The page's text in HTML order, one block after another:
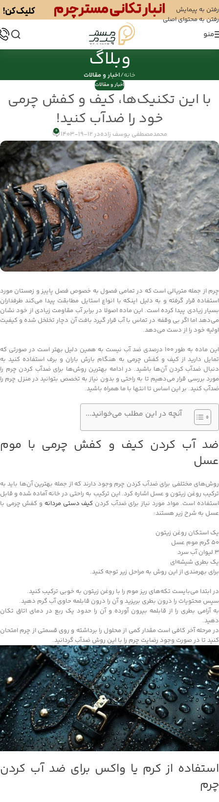
رفتن به پیمایش
رفتن به محتوای اصلی
منو
وبلاگ
خانه/اخبار و مقالات
اخبار و مقالات
با این تکنیک‌ها، کیف و کفش چرمی
خود را ضدآب کنید!
محمدمصطفی یوسف زادهدر 12-19-1403 0
چرم از جمله متریالی است که در تمامی فصول به خصوص فصل پاییز و زمستان مورد
استفاده قرار گرفته و به دلیل اینکه با انواع استایل مطابقت پیدا می‌کند طرفداران
بسیار زیادی پیدا کرده است. این ماده اصولا در برابر آب مقاومت زیادی از خود نشان
می‌دهد اما اگر بی وقفه در تماس با آب قرار گیرد بافت آن دچار تخلخل شده و کیفیت
اولیه خود را از دست می‌دهد.
این ماده به طور 100 درصدی ضد آب نیست به همین دلیل بهتر است در صورتی که
تمایل دارید از کیف و کفش چرمی به هنگام بارش باران و برف استفاده کنید به
دنبال ضدآب کردن آن‌ها باشید. در ادامه بهترین روش‌ها برای ضدآب کردن چرم را
مورد بررسی قرار می‌دهیم تا به راحتی و بدون نیاز به تخصص بتوانید در منزل چرم را
ضدآب کنید. بر این اساس تا انتها با ما همراه باشید.
آنچه در این مطلب می‌خوانید...
ضد آب کردن کیف و کفش چرمی با موم
عسل
روش‌های مختلفی برای ضدآب کردن چرم وجود دارند که از جمله بهترین آن‌ها باید به
ترکیب روغن زیتون و عسل اشاره کرد. این ترکیب به راحتی در خانه آماده شده و قابل
استفاده است. مواد مورد نیاز برای ضدآب کردن کیف دستی مردانه و کفش چرمی با
عسل به شرح زیر هستند:
یک استکان روغن زیتون
۵۰ گرم موم عسل
۳ لیوان آب سرد
یک بطری شیشه‌ای
برای بهرمندی از این روش به مراحل زیر توجه کنید.
در ابتدا می‌بایست تکه‌های ریز موم را با روغن زیتون به خوبی ترکیب کنید.
سپس محتویات را درون بطری بریزید و آن را درون قابلمه حاوی آب گرم دهید.
به آرامی بطری را از قابلمه بیرون آورده و آن را حدود یک ربع در دمای اتاق تکان
دهید.
در مرحله آخر کافی است مقدار کمی از محلول را برداشته و روی قسمتی از چرم امتحان
کنید تا در صورت وجود رضایت چرم را با این روش ضدآب گردانید.
استفاده از کرم یا واکس برای ضد آب کردن
چرم